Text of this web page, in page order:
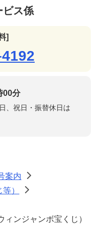
ビス係
]
00分
、祝日・振替休日は
案内
>
）
>
ンジャンボ宝くじ）